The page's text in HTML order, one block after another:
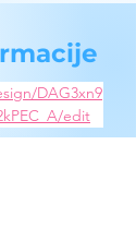
DAG3xn9
edit